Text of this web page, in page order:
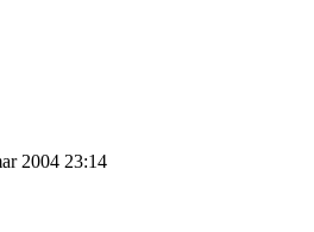
2004 23:14